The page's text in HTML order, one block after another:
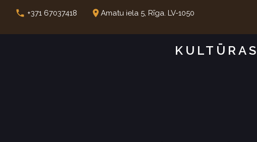
call +371 67037418 place Amatu iela 5, Rīga. LV-1050